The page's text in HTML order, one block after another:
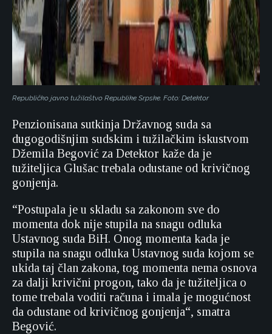
Republičko javno tužilaštvo Republike Srpske. Foto: Detektor
Penzionisana sutkinja Državnog suda sa
dugogodišnjim sudskim i tužilačkim iskustvom
Džemila Begović za Detektor kaže da je
tužiteljica Glušac trebala odustane od krivičnog
gonjenja.
“Postupala je u skladu sa zakonom sve do
momenta dok nije stupila na snagu odluka
Ustavnog suda BiH. Onog momenta kada je
stupila na snagu odluka Ustavnog suda kojom se
ukida taj član zakona, tog momenta nema osnova
za dalji krivični progon, tako da je tužiteljica o
tome trebala voditi računa i imala je mogućnost
da odustane od krivičnog gonjenja“, smatra
Begović.